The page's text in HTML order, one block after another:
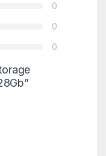
0
0
0